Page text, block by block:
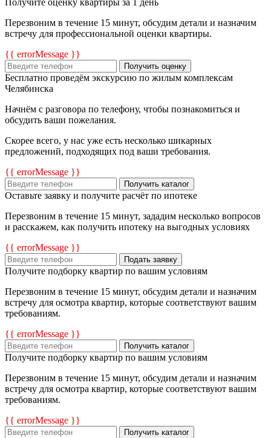
Получите оценку квартиры за 1 день
Перезвоним в течение 15 минут, обсудим детали и назначим
встречу для профессиональной оценки квартиры.
{{ errorMessage }}
Получить оценку
Бесплатно проведём экскурсию по жилым комплексам
Челябинска
Начнём с разговора по телефону, чтобы познакомиться и
обсудить ваши пожелания.
Скорее всего, у нас уже есть несколько шикарных
предложений, подходящих под ваши требования.
{{ errorMessage }}
Получить каталог
Оставьте заявку и получите расчёт по ипотеке
Перезвоним в течение 15 минут, зададим несколько вопросов
и расскажем, как получить ипотеку на выгодных условиях
{{ errorMessage }}
Подать заявку
Получите подборку квартир по вашим условиям
Перезвоним в течение 15 минут, обсудим детали и назначим
встречу для осмотра квартир, которые соответствуют вашим
требованиям.
{{ errorMessage }}
Получить каталог
Получите подборку квартир по вашим условиям
Перезвоним в течение 15 минут, обсудим детали и назначим
встречу для осмотра квартир, которые соответствуют вашим
требованиям.
{{ errorMessage }}
Получить каталог